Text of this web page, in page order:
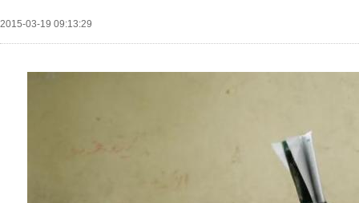
2015-03-19 09:13:29